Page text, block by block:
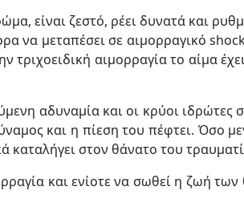
είναι ζεστό, ρέει δυνατά και
να μεταπέσει σε αιμορραγικό
αιμορραγία το αίμα
αδυναμία και οι κρύοι ιδρώτες
και η πίεση του πέφτει. Όσο
καταλήγει στον θάνατο του
και ενίοτε να σωθεί η ζωή